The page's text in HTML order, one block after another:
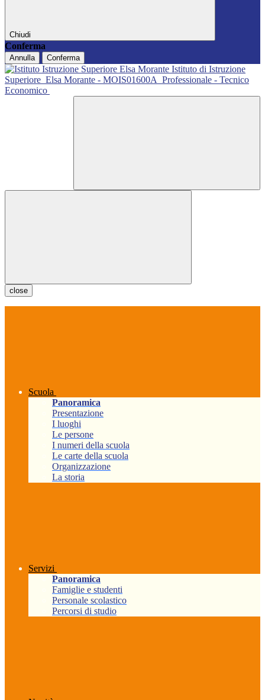
Chiudi
Conferma
Annulla Conferma
Istituto di Istruzione
Superiore Elsa Morante - MOIS01600A Professionale - Tecnico
Economico
close
Scuola
Panoramica
Presentazione
I luoghi
Le persone
I numeri della scuola
Le carte della scuola
Organizzazione
La storia
Servizi
Panoramica
Famiglie e studenti
Personale scolastico
Percorsi di studio